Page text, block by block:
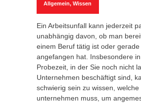
Allgemein, Wissen
Ein Arbeitsunfall kann jederzeit
unabhängig davon, ob man
einem Beruf tätig ist oder gerade
angefangen hat. Insbesondere
Probezeit, in der Sie noch nicht
Unternehmen beschäftigt sind,
schwierig sein zu wissen, welche
unternehmen muss, um